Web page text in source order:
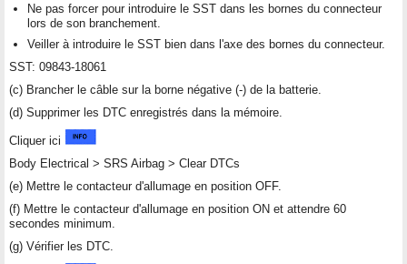
Ne pas forcer pour introduire le SST dans les bornes du connecteur
lors de son branchement.
Veiller à introduire le SST bien dans l'axe des bornes du connecteur.
SST: 09843-18061
(c) Brancher le câble sur la borne négative (-) de la batterie.
(d) Supprimer les DTC enregistrés dans la mémoire.
Cliquer ici
Body Electrical > SRS Airbag > Clear DTCs
(e) Mettre le contacteur d'allumage en position OFF.
(f) Mettre le contacteur d'allumage en position ON et attendre 60
secondes minimum.
(g) Vérifier les DTC.